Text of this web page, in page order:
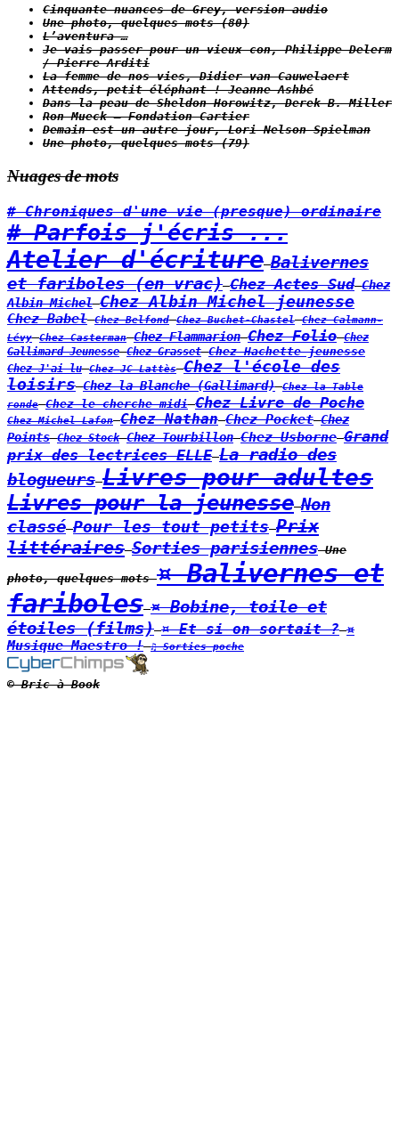
Cinquante nuances de Grey, version audio
Une photo, quelques mots (80)
L’aventura …
Je vais passer pour un vieux con, Philippe Delerm
/ Pierre Arditi
La femme de nos vies, Didier van Cauwelaert
Attends, petit éléphant ! Jeanne Ashbé
Dans la peau de Sheldon Horowitz, Derek B. Miller
Ron Mueck – Fondation Cartier
Demain est un autre jour, Lori Nelson Spielman
Une photo, quelques mots (79)
Nuages de mots
# Chroniques d'une vie (presque) ordinaire
# Parfois j'écris ...
Atelier d'écriture Balivernes
et fariboles (en vrac) Chez Actes Sud Chez
Albin Michel Chez Albin Michel jeunesse
Chez Babel Chez Belfond Chez Buchet-Chastel
Chez Calmann-
Lévy
Chez Casterman Chez Flammarion Chez Folio Chez
Gallimard Jeunesse Chez Grasset Chez Hachette jeunesse
Chez J'ai lu Chez JC Lattès
Chez l'école des
loisirs Chez la Blanche (Gallimard)
Chez la Table
ronde
Chez le cherche midi Chez Livre de Poche
Chez Michel Lafon Chez Nathan Chez Pocket Chez
Points Chez Stock Chez Tourbillon Chez Usborne Grand
prix des lectrices ELLE La radio des
blogueurs Livres pour adultes
Livres pour la jeunesse Non
classé Pour les tout petits Prix
littéraires Sorties parisiennesUne
photo, quelques mots¤ Balivernes et
fariboles ¤ Bobine, toile et
étoiles (films) ¤ Et si on sortait ? ¤
Musique Maestro ! ♫ Sorties poche
© Bric à Book